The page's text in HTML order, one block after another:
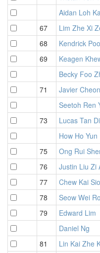
Aidan Loh
67
Lim Zhe Xi
68
Kendrick
69
Keagen
Becky Foo
71
Javier
Seetoh Ren
73
Lucas Tan
How Ho Yun
75
Ong Rui
76
Justin Liu Zi
77
Chew Kai
78
Seow Wei
79
Edward Lim
Daniel Ng
81
Lin Kai Zhe